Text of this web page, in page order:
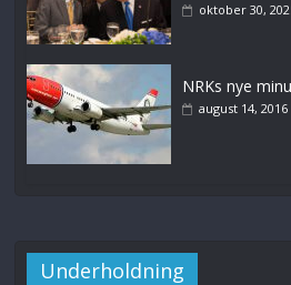
oktober 30,
NRKs nye
august 14, 2016
Underholdning